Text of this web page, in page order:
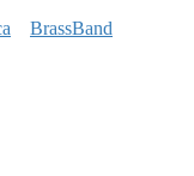
BrassBand